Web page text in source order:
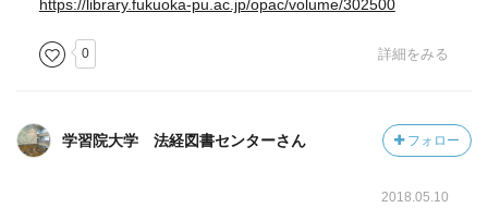
https://library.fukuoka-pu.ac.jp/opac/volume/302500
0 詳細をみる
学習院大学 法経図書センターさん フォロー
2018.05.10